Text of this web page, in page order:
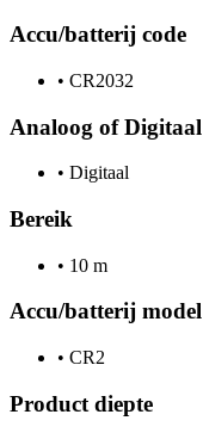
Accu/batterij code
• CR2032
Analoog of Digitaal
• Digitaal
Bereik
• 10 m
Accu/batterij model
• CR2
Product diepte